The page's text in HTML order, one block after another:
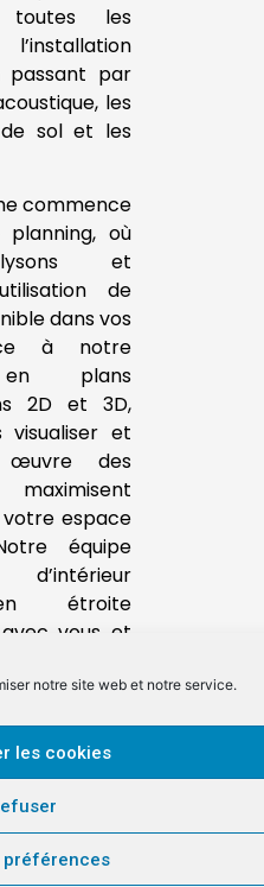
notre site web et notre service.
les cookies
préférences
les
passant par
les
sol et les
commence
où
et
de
dans vos
à notre
en plans
2D et 3D,
visualiser et
des
maximisent
espace
équipe
d’intérieur
étroite
vous et
qui
la
de vos
services de
et de